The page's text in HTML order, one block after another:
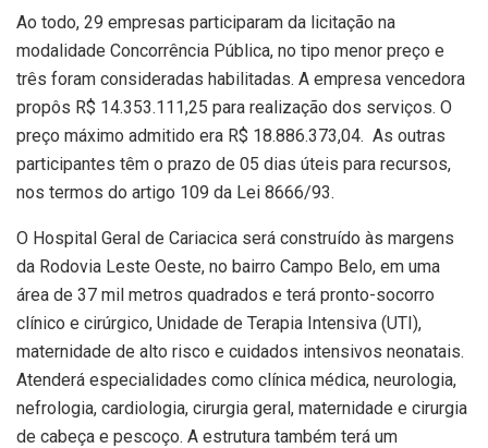
Ao todo, 29 empresas participaram da licitação na
modalidade Concorrência Pública, no tipo menor preço e
três foram consideradas habilitadas. A empresa vencedora
propôs R$ 14.353.111,25 para realização dos serviços. O
preço máximo admitido era R$ 18.886.373,04. As outras
participantes têm o prazo de 05 dias úteis para recursos,
nos termos do artigo 109 da Lei 8666/93.
O Hospital Geral de Cariacica será construído às margens
da Rodovia Leste Oeste, no bairro Campo Belo, em uma
área de 37 mil metros quadrados e terá pronto-socorro
clínico e cirúrgico, Unidade de Terapia Intensiva (UTI),
maternidade de alto risco e cuidados intensivos neonatais.
Atenderá especialidades como clínica médica, neurologia,
nefrologia, cardiologia, cirurgia geral, maternidade e cirurgia
de cabeça e pescoço. A estrutura também terá um